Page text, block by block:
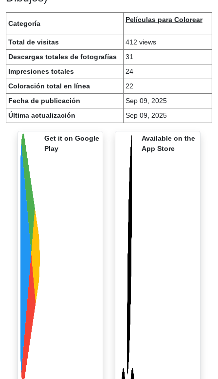
Categoría Películas para Colorear
Total de visitas
412 views
Descargas totales de fotografías
31
Impresiones totales
24
Coloración total en línea
22
Fecha de publicación
Sep 09, 2025
Última actualización
Sep 09, 2025
Get it on Google
Play
Available on the
App Store